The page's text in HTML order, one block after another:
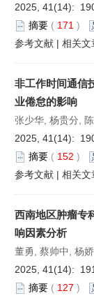
2025, 41(14):
摘要 ( 171 )
参考文献 | 相关文
非工作时间通信
业倦怠的影响
张少华, 杨贵分,
2025, 41(14):
摘要 ( 152 )
参考文献 | 相关文
西南地区肿瘤专
响因素分析
董勇, 蔡帅中, 杨
2025, 41(14):
摘要 ( 127 )